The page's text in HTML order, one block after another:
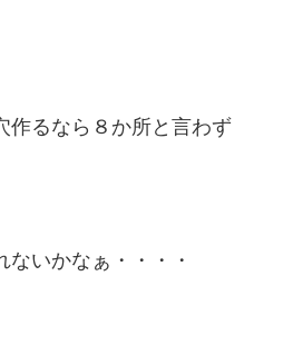
作るなら８か所と言わず
ないかなぁ・・・・